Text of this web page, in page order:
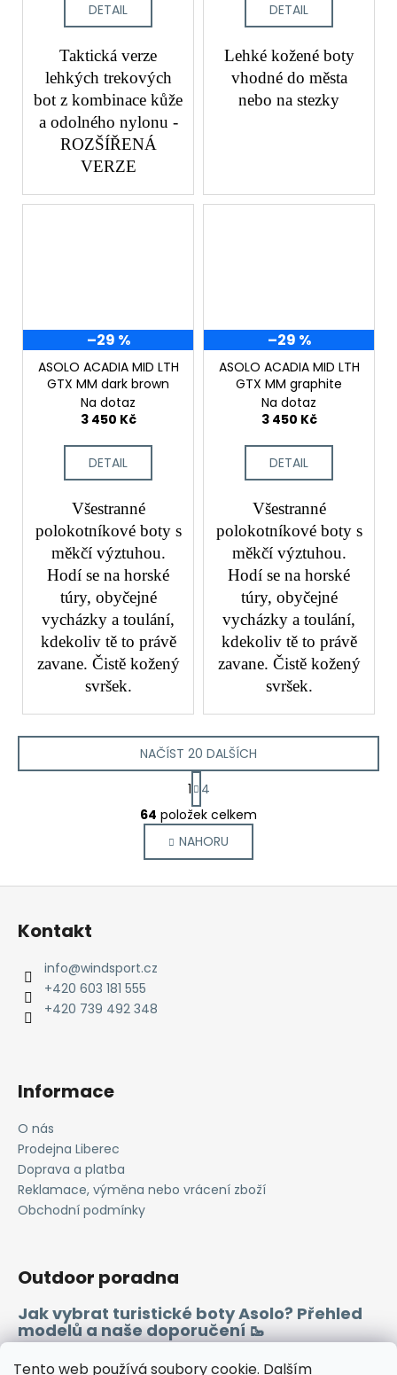
Tento web používá soubory cookie. Dalším
DETAIL
Taktická verze
lehkých trekových
bot z kombinace kůže
a odolného nylonu -
ROZŠÍŘENÁ
VERZE
DETAIL
Lehké kožené boty
vhodné do města
nebo na stezky
–29 %
ASOLO ACADIA MID LTH
GTX MM dark brown
Na dotaz
3 450 Kč
DETAIL
Všestranné
polokotníkové boty s
měkčí výztuhou.
Hodí se na horské
túry, obyčejné
vycházky a toulání,
kdekoliv tě to právě
zavane. Čistě kožený
svršek.
–29 %
ASOLO ACADIA MID LTH
GTX MM graphite
Na dotaz
3 450 Kč
DETAIL
Všestranné
polokotníkové boty s
měkčí výztuhou.
Hodí se na horské
túry, obyčejné
vycházky a toulání,
kdekoliv tě to právě
zavane. Čistě kožený
svršek.
O
v
l
á
d
NAČÍST 20 DALŠÍCH
S
t
r
á
n
k
1
4
64 položek celkem
NAHORU
Z
Kontakt
info@windsport.cz
+420 603 181 555
+420 739 492 348
Informace
O nás
Prodejna Liberec
Doprava a platba
Reklamace, výměna nebo vrácení zboží
Obchodní podmínky
Outdoor poradna
Jak vybrat turistické boty Asolo? Přehled
modelů a naše doporučení 🥾